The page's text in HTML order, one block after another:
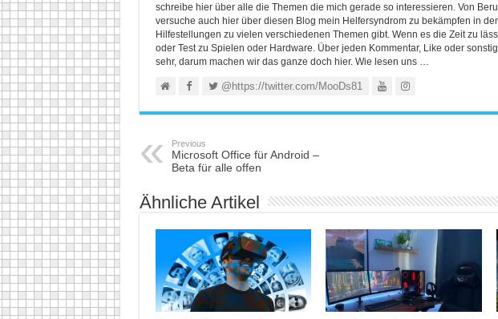
schreibe hier über alle die Themen die mich gerade so interessieren. Von
versuche auch hier über diesen Blog mein Helfersyndrom zu bekämpfen in
Hilfestellungen zu vielen verschiedenen Themen gibt. Wenn es die Zeit zu
oder Test zu Spielen oder Hardware. Über jeden Kommentar, Like oder
sehr, darum machen wir das ganze doch hier. Wie lesen uns …
@https://twitter.com/MooDs81
Previous
Microsoft Office für Android –
Beta für alle offen
Ähnliche Artikel